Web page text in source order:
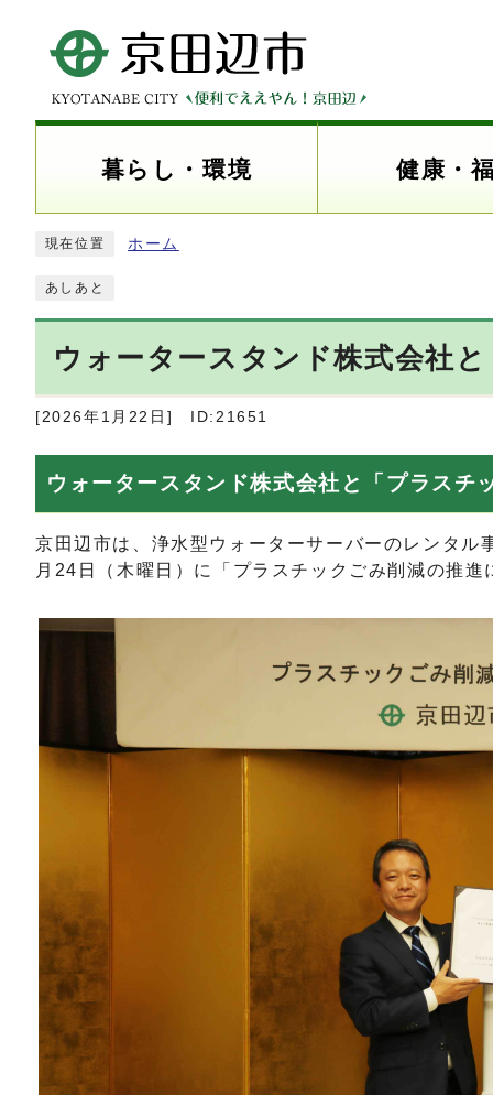
暮らし・環境 健康・
現在位置 ホーム
あしあと
ウォータースタンド株式会社
[2026年1月22日] ID:21651
ウォータースタンド株式会社と「プラスチ
京田辺市は、浄水型ウォーターサーバーのレンタ
月24日（木曜日）に「プラスチックごみ削減の推